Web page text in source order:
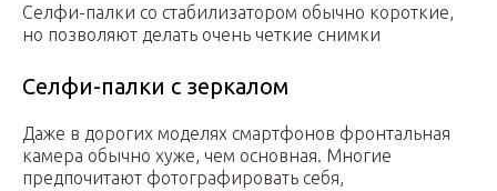
Селфи-палки со стабилизатором обычно короткие,
но позволяют делать очень четкие снимки
Селфи-палки с зеркалом
Даже в дорогих моделях смартфонов фронтальная
камера обычно хуже, чем основная. Многие
предпочитают фотографировать себя,